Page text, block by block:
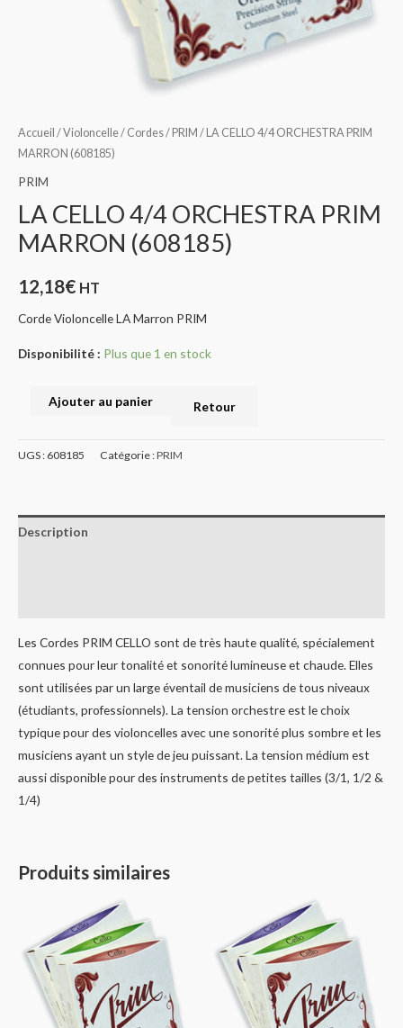
Accueil /Violoncelle/ Cordes/ PRIM / LA CELLO 4/4 ORCHESTRA PRIM
MARRON (608185)
PRIM
LA CELLO 4/4 ORCHESTRA PRIM
MARRON (608185)
12,18€ HT
Corde Violoncelle LA Marron PRIM
Disponibilité : Plus que 1 en stock
Ajouter au panier Retour
UGS : 608185 Catégorie :PRIM
Description
Les Cordes PRIM CELLO sont de très haute qualité, spécialement
connues pour leur tonalité et sonorité lumineuse et chaude. Elles
sont utilisées par un large éventail de musiciens de tous niveaux
(étudiants, professionnels). La tension orchestre est le choix
typique pour des violoncelles avec une sonorité plus sombre et les
musiciens ayant un style de jeu puissant. La tension médium est
aussi disponible pour des instruments de petites tailles (3/1, 1/2 &
1/4)
Produits similaires